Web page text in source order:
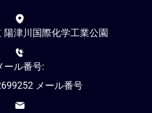
陽津川国際化学工業公園
ール番号:
メール番号